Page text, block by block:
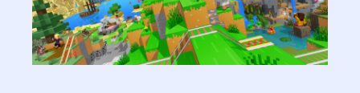
mondo
videoludico